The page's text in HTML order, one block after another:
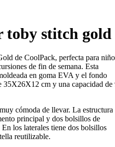
toby stitch gold
de CoolPack, perfecta para
de fin de semana. Esta
en goma EVA y el fondo
35X26X12 cm y una capacidad de
cómoda de llevar. La estructura
principal y dos bolsillos de
los laterales tiene dos bolsillos
reutilizable.